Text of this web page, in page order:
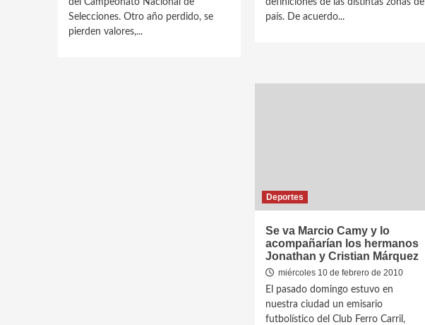
del Campeonato Nacional de
Selecciones. Otro año perdido, se
pierden valores,...
definiciones de las distintas zonas del
país. De acuerdo...
Deportes
Se va Marcio Camy y lo
acompañarían los hermanos
Jonathan y Cristian Márquez
miércoles 10 de febrero de 2010
El pasado domingo estuvo en
nuestra ciudad un emisario
futbolístico del Club Ferro Carril,